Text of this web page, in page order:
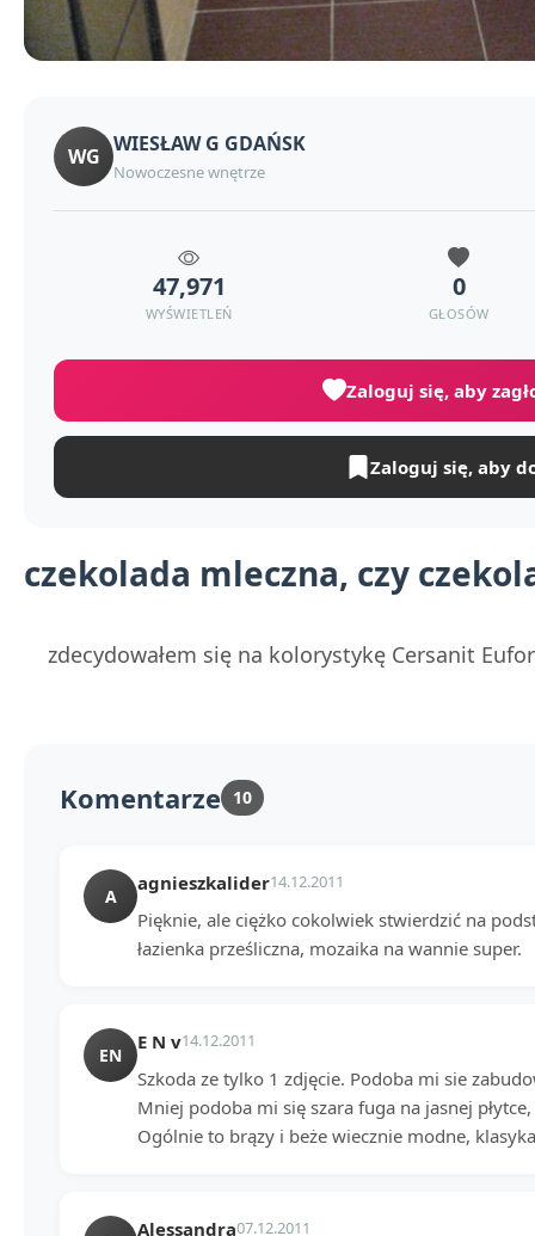
czekolada mleczna, czy
zdecydowałem się na kolorystykę Cersanit
WG WIESŁAW G GDAŃSK
Nowoczesne wnętrze
47,971
WYŚWIETLEŃ
0
GŁOSÓW
Zaloguj się, aby
Zaloguj się, aby
Komentarze 10
A
agnieszkalider14.12.2011
Pięknie, ale ciężko cokolwiek stwierdzić na
łazienka prześliczna, mozaika na wannie super.
EN
E N v14.12.2011
Szkoda ze tylko 1 zdjęcie. Podoba mi sie
Mniej podoba mi się szara fuga na jasnej
Ogólnie to brązy i beże wiecznie modne,
Alessandra07.12.2011